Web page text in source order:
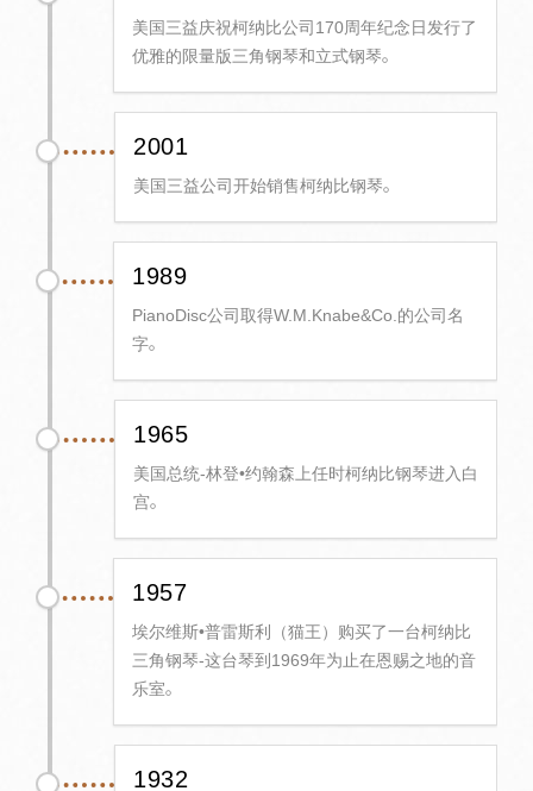
美国三益庆祝柯纳比公司170周年纪念日发行了
优雅的限量版三角钢琴和立式钢琴。
2001
美国三益公司开始销售柯纳比钢琴。
1989
PianoDisc公司取得W.M.Knabe&Co.的公司名
字。
1965
美国总统-林登•约翰森上任时柯纳比钢琴进入白
宫。
1957
埃尔维斯•普雷斯利（猫王）购买了一台柯纳比
三角钢琴-这台琴到1969年为止在恩赐之地的音
乐室。
1932